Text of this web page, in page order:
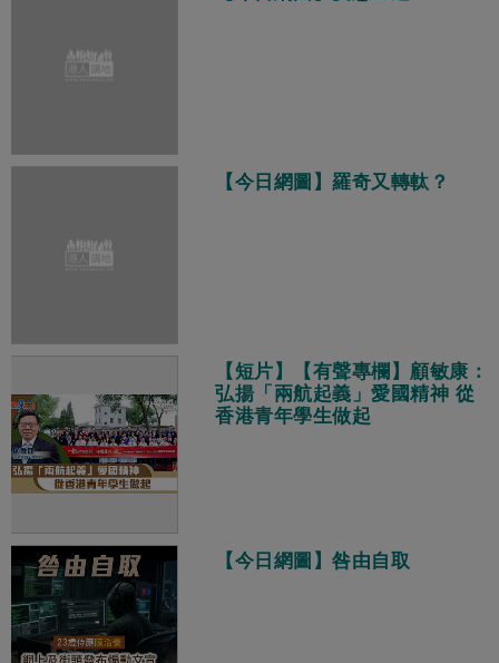
【今日網圖】羅奇又轉軚？
【短片】【有聲專欄】顧敏康：
弘揚「兩航起義」愛國精神 從
香港青年學生做起
【今日網圖】咎由自取